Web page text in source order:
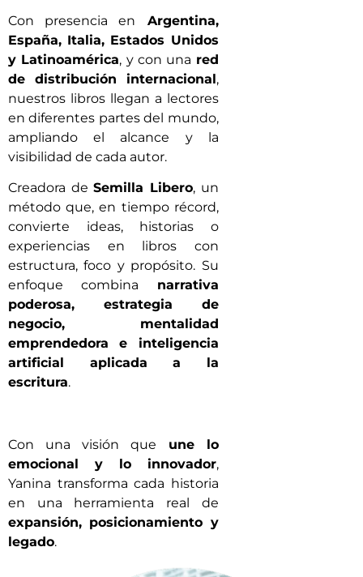
Con presencia en Argentina,
España, Italia, Estados Unidos
y Latinoamérica, y con una red
de distribución internacional,
nuestros libros llegan a lectores
en diferentes partes del mundo,
ampliando el alcance y la
visibilidad de cada autor.
Creadora deSemilla Libero, un
método que, en tiempo récord,
convierte ideas, historias o
experiencias en libros con
estructura, foco y propósito. Su
enfoque combina narrativa
poderosa, estrategia de
negocio, mentalidad
emprendedora e inteligencia
artificial aplicada a la
escritura.
Con una visión que une lo
emocional y lo innovador,
Yanina transforma cada historia
en una herramienta real de
expansión, posicionamiento y
legado.